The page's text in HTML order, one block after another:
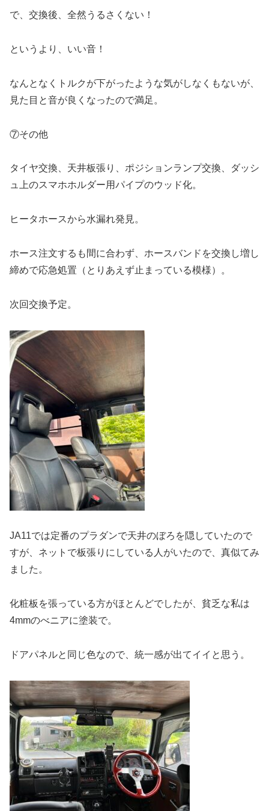
で、交換後、全然うるさくない！
というより、いい音！
なんとなくトルクが下がったような気がしなくもないが、
見た目と音が良くなったので満足。
⑦その他
タイヤ交換、天井板張り、ポジションランプ交換、ダッシ
ュ上のスマホホルダー用パイプのウッド化。
ヒータホースから水漏れ発見。
ホース注文するも間に合わず、ホースバンドを交換し増し
締めで応急処置（とりあえず止まっている模様）。
次回交換予定。
JA11では定番のプラダンで天井のぼろを隠していたので
すが、ネットで板張りにしている人がいたので、真似てみ
ました。
化粧板を張っている方がほとんどでしたが、貧乏な私は
4mmのべニアに塗装で。
ドアパネルと同じ色なので、統一感が出てイイと思う。